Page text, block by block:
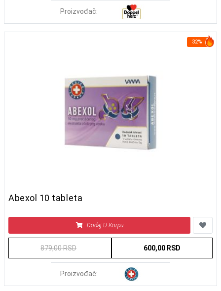
Proizvođač:
32%
Abexol 10 tableta
Dodaj U Korpu
879,00 RSD 600,00 RSD
Proizvođač: